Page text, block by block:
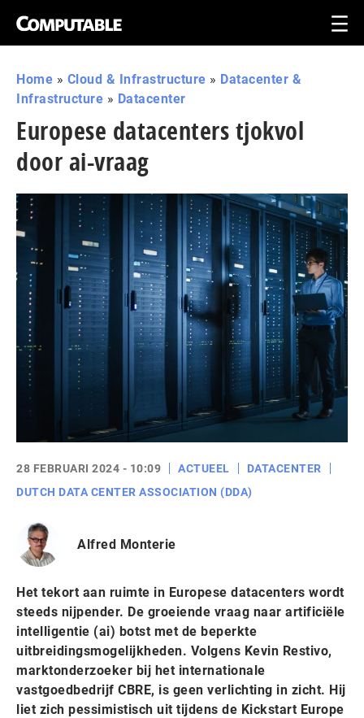
Home » Cloud & Infrastructure » Datacenter &
Infrastructure » Datacenter
Europese datacenters tjokvol
door ai-vraag
28 FEBRUARI 2024 - 10:09 ACTUEEL
DATACENTER
DUTCH DATA CENTER ASSOCIATION (DDA)
Alfred Monterie
Het tekort aan ruimte in Europese datacenters wordt
steeds nijpender. De groeiende vraag naar artificiële
intelligentie (ai) botst met de beperkte
uitbreidingsmogelijkheden. Volgens Kevin Restivo,
marktonderzoeker bij het internationale
vastgoedbedrijf CBRE, is geen verlichting in zicht. Hij
liet zich pessimistisch uit tijdens de Kickstart Europe